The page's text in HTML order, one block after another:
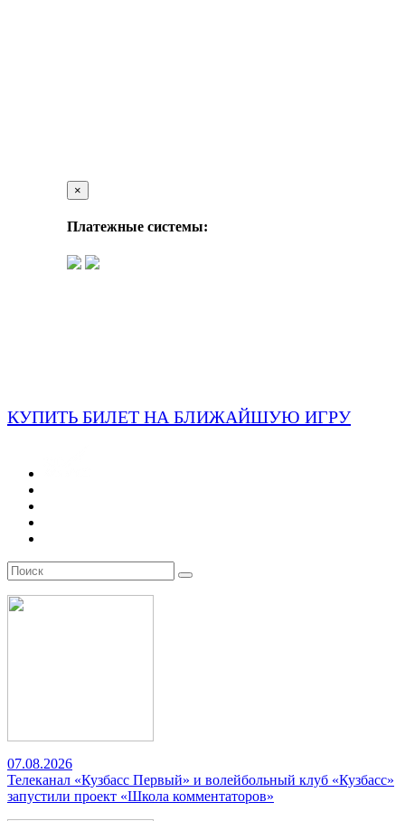
×
Платежные системы:
КУПИТЬ БИЛЕТ НА БЛИЖАЙШУЮ ИГРУ
07.08.2026
Телеканал «Кузбасс Первый» и волейбольный клуб «Кузбасс»
запустили проект «Школа комментаторов»